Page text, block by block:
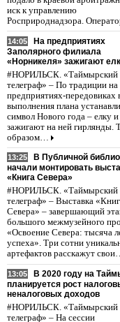
иск к управлению
Росприроднадзора.
14:05
На предприятиях
Заполярного филиала
«Норникеля» зажигают
#НОРИЛЬСК. «Таймырский
телеграф» – По традиции на
предприятиях-передовиках
выполнения плана
символ Нового года – елку и
зажигают на ней гирлянды.
образом…
13:25
В Публичной
начали монтировать
«Книга Севера»
#НОРИЛЬСК. «Таймырский
телеграф» – Выставка
Севера» – завершающий
большого межмузейного
«Освоение Севера: тысяча
успеха». Три сотни
артефактов расскажут
13:05
В 2020 году на
планируется рост
неналоговых доходов
#НОРИЛЬСК. «Таймырский
телеграф» – На сессии